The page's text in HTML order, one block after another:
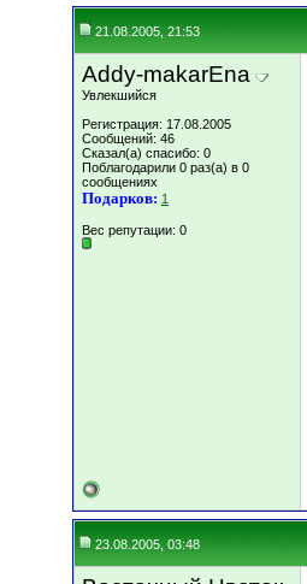
21.08.2005, 21:53
Addy-makarEna
Увлекшийся
Регистрация: 17.08.2005
Сообщений: 46
Сказал(а) спасибо: 0
Поблагодарили 0 раз(а) в 0
сообщениях
Подарков: 1
Вес репутации: 0
23.08.2005, 03:48